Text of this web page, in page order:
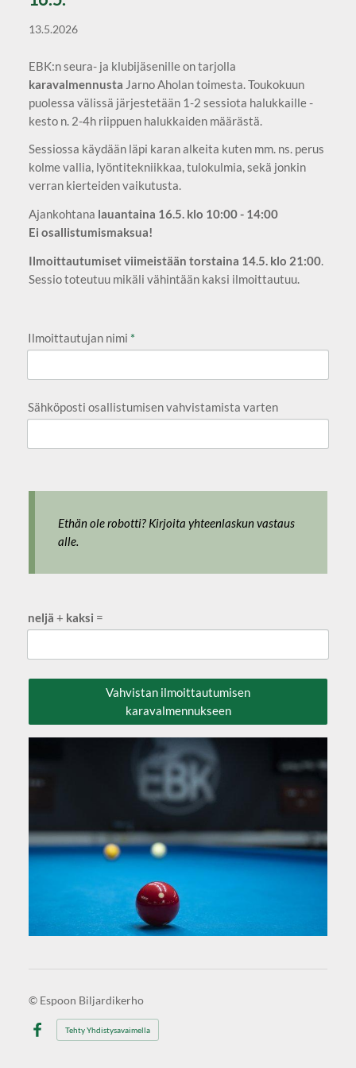
13.5.2026
EBK:n seura- ja klubijäsenille on tarjolla
karavalmennusta Jarno Aholan toimesta. Toukokuun
puolessa välissä järjestetään 1-2 sessiota halukkaille -
kesto n. 2-4h riippuen halukkaiden määrästä.
Sessiossa käydään läpi karan alkeita kuten mm. ns. perus
kolme vallia, lyöntitekniikkaa, tulokulmia, sekä jonkin
verran kierteiden vaikutusta.
Ajankohtana lauantaina 16.5. klo 10:00 - 14:00
Ei osallistumismaksua!
Ilmoittautumiset viimeistään torstaina 14.5. klo 21:00.
Sessio toteutuu mikäli vähintään kaksi ilmoittautuu.
Ilmoittautujan nimi *
Sähköposti osallistumisen vahvistamista varten
Ethän ole robotti? Kirjoita yhteenlaskun vastaus
alle.
neljä + kaksi =
Vahvistan ilmoittautumisen
karavalmennukseen
© Espoon Biljardikerho
Facebook
Tehty Yhdistysavaimella